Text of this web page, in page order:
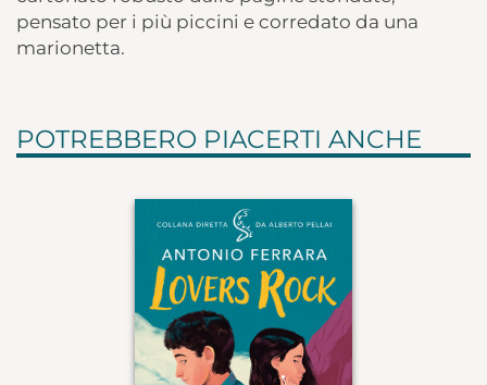
pensato per i più piccini e corredato da una
marionetta.
POTREBBERO PIACERTI ANCHE